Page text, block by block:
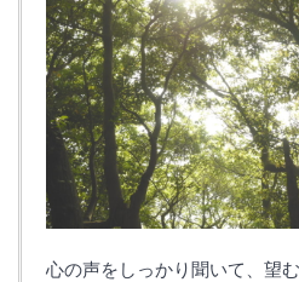
心の声をしっかり聞いて、望